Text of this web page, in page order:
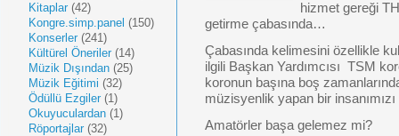
Kitaplar (42)
Kongre.simp.panel (150)
Konserler (241)
Kültürel Öneriler (14)
Müzik Dışından (25)
Müzik Eğitimi (32)
Ödüllü Ezgiler (1)
Okuyuculardan (1)
Röportajlar (32)
hizmet gereği
getirme çabasında…
Çabasında kelimesini özellikle
ilgili Başkan Yardımcısı TSM
koronun başına boş
müzisyenlik yapan bir
Amatörler başa gelemez mi?